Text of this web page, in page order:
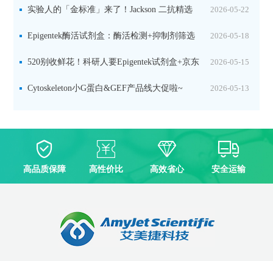
2026-05-22
实验人的「金标准」来了！Jackson 二抗精选
限时一口价，手慢无！ 2026-05-18
Epigentek酶活试剂盒：酶活检测+抑制剂筛选
双赋能，下单即赠京东卡 2026-05-15
520别收鲜花！科研人要Epigentek试剂盒+京东
卡！ 2026-05-13
Cytoskeleton小G蛋白&GEF产品线大促啦~
高品质保障 高性价比 高效省心 安全运输